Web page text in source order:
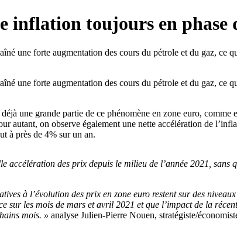
inflation toujours en phase
une forte augmentation des cours du pétrole et du gaz, ce
une forte augmentation des cours du pétrole et du gaz, ce
une grande partie de ce phénomène en zone euro,
autant, on observe également une nette accélération de
à près de 4% sur un an.
accélération des prix depuis le milieu de l’année 2021,
à l’évolution des prix en zone euro restent sur des
sur les mois de mars et avril 2021 et que l’impact de la
mois. » analyse Julien-Pierre Nouen, stratégiste/